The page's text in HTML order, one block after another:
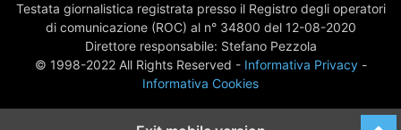
Testata giornalistica registrata presso il Registro degli operatori
di comunicazione (ROC) al n° 34800 del 12-08-2020
Direttore responsabile: Stefano Pezzola
© 1998-2022 All Rights Reserved - Informativa Privacy-
Informativa Cookies